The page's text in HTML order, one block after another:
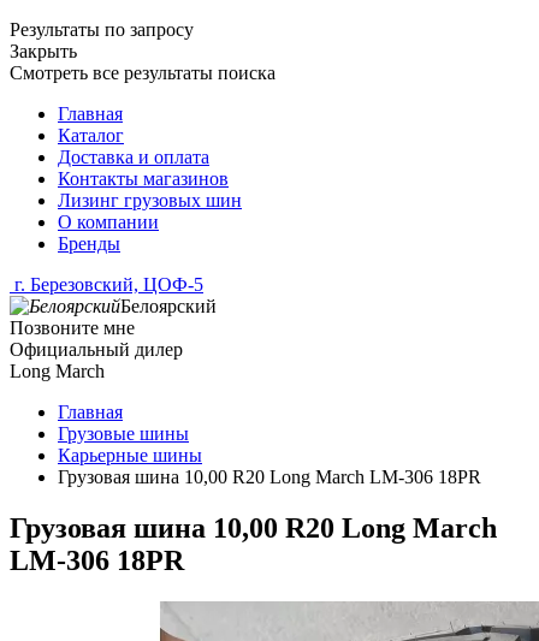
Результаты по запросу
Закрыть
Смотреть все результаты поиска
Главная
Каталог
Доставка и оплата
Контакты магазинов
Лизинг грузовых шин
О компании
Бренды
г. Березовский, ЦОФ-5
Белоярский
Позвоните мне
Официальный дилер
Long March
Главная
Грузовые шины
Карьерные шины
Грузовая шина 10,00 R20 Long March LM-306 18PR
Грузовая шина 10,00 R20 Long March
LM-306 18PR